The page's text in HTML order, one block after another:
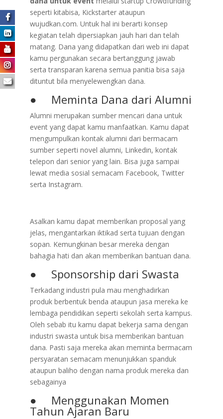
seperti kitabisa, Kickstarter ataupun
wujudkan.com. Untuk hal ini berarti konsep
kegiatan telah dipersiapkan jauh hari dan telah
matang. Dana yang didapatkan dari web ini dapat
kamu pergunakan secara bertanggung jawab
serta transparan karena semua panitia bisa saja
dituntut bila menyelewengkan dana.
● Meminta Dana dari Alumni
Alumni merupakan sumber mencari dana untuk
event yang dapat kamu manfaatkan. Kamu dapat
mengumpulkan kontak alumni dari bermacam
sumber seperti novel alumni, Linkedin, kontak
telepon dari senior yang lain. Bisa juga sampai
lewat media sosial semacam Facebook, Twitter
serta Instagram.
Asalkan kamu dapat memberikan proposal yang
jelas, mengantarkan iktikad serta tujuan dengan
sopan. Kemungkinan besar mereka dengan
bahagia hati dan akan memberikan bantuan dana.
● Sponsorship dari Swasta
Terkadang industri pula mau menghadirkan
produk berbentuk benda ataupun jasa mereka ke
lembaga pendidikan seperti sekolah serta kampus.
Oleh sebab itu kamu dapat bekerja sama dengan
industri swasta untuk bisa memberikan bantuan
dana. Pasti saja mereka akan meminta bermacam
persyaratan semacam menunjukkan spanduk
ataupun baliho dengan nama produk mereka dan
sebagainya
● Menggunakan Momen
Tahun Ajaran Baru